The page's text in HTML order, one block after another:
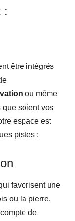
:
être intégrés
ou même
que soient vos
espace est
pistes :
favorisent une
ou la pierre.
de